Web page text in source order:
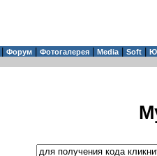
Форум Фотогалерея Media| Soft